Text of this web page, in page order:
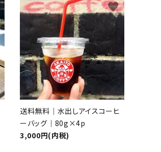
送料無料｜水出しアイスコーヒ
ーバッグ｜80g×4p
3,000円(内税)
favorite